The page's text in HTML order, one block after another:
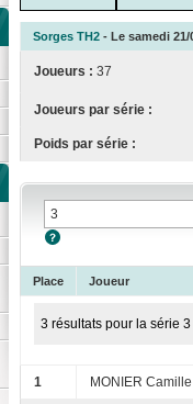
Sorges TH2 - Le samedi 21/
Joueurs : 37
Joueurs par série :
Poids par série :
Place Joueur
3 résultats pour la série 3
1 MONIER Camille